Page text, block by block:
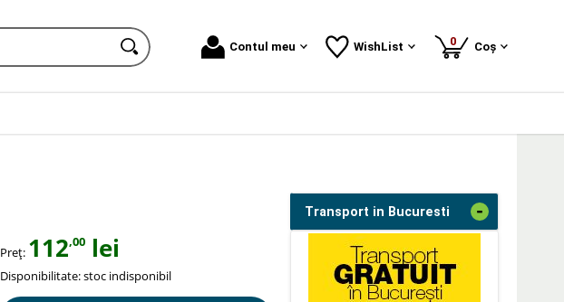
Contul meu WishList 0produse
Coș
Preț: 112,00 lei
Disponibilitate:stoc indisponibil
Transport in Bucuresti -